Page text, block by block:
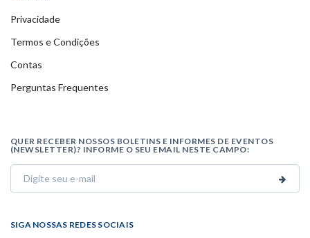
Privacidade
Termos e Condições
Contas
Perguntas Frequentes
QUER RECEBER NOSSOS BOLETINS E INFORMES DE EVENTOS
(NEWSLETTER)? INFORME O SEU EMAIL NESTE CAMPO:
SIGA NOSSAS REDES SOCIAIS